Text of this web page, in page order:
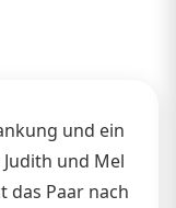
und ein
und Mel
das Paar nach